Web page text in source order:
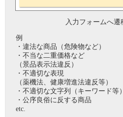
入力フォームへ遷
例
・違法な商品（危険物など）
・不当な二重価格など
（景品表示法違反）
・不適切な表現
（薬機法、健康増進法違反等）
・不適切な文字列（キーワード等）
・公序良俗に反する商品
etc.